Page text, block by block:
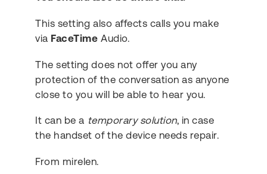
This setting also affects calls you make
via FaceTime Audio.
The setting does not offer you any
protection of the conversation as anyone
close to you will be able to hear you.
It can be a temporary solution, in case
the handset of the device needs repair.
From mirelen.